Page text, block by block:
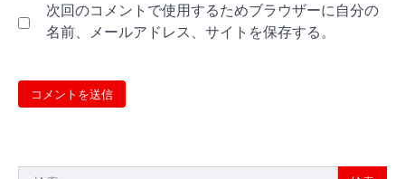
次回のコメントで使用するためブラウザーに自分の
名前、メールアドレス、サイトを保存する。